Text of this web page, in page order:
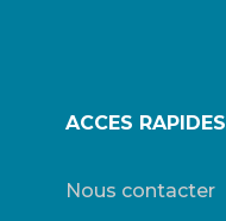
ACCES RAPIDES
Nous contacter